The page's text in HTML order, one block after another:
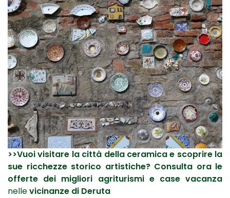
>>Vuoi visitare la città della ceramica e scoprire la
sue ricchezze storico artistiche? Consulta ora le
offerte dei migliori agriturismi e case vacanza
nellevicinanze di Deruta